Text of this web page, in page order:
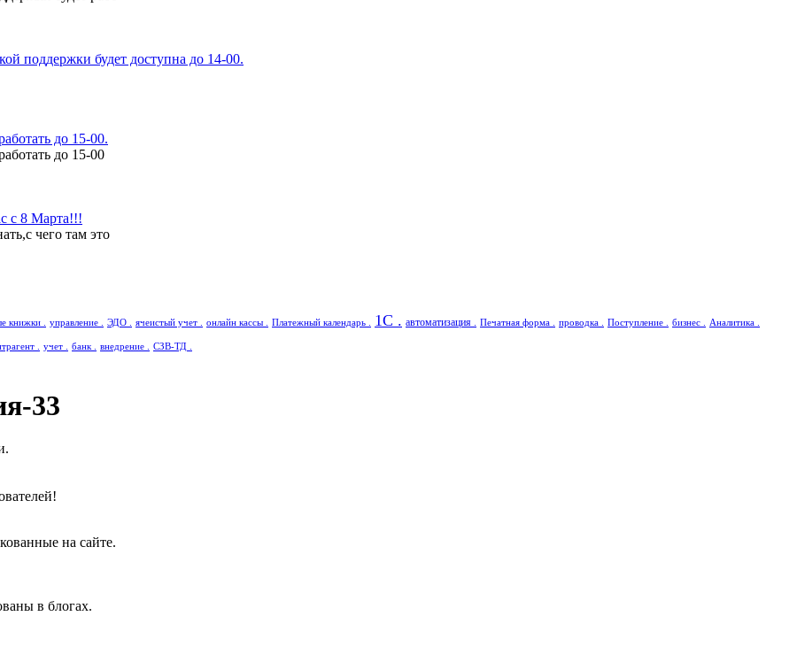
поддержки будет доступна до 14-00.
до 15-00.
до 15-00
с 8 Марта!!!
чего там это
книжки . управление . ЭДО . ячеистый учет . онлайн кассы . Платежный календарь . 1С . автоматизация . Печатная форма . проводка . Поступление . бизнес . Аналитика .
. учет . банк . внедрение . СЗВ-ТД .
33
на сайте.
в блогах.